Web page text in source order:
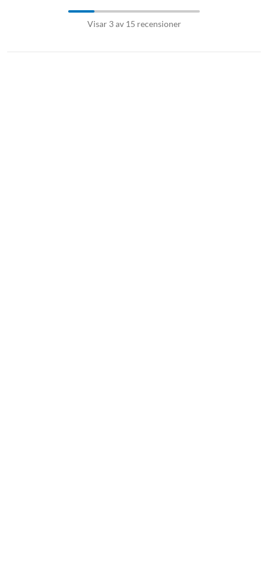
Visar 3 av 15 recensioner